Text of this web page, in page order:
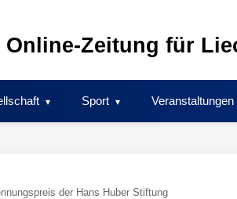
Online-Zeitung für
Sport Veranstaltungen
der Hans Huber Stiftung